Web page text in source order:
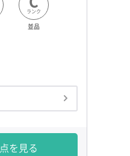
ランク
並品
点を見る